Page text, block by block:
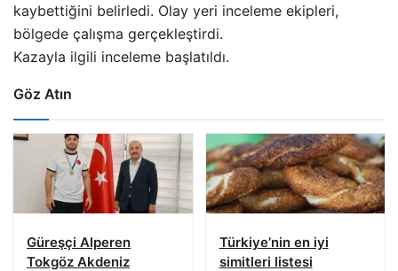
kaybettiğini belirledi. Olay yeri inceleme ekipleri,
bölgede çalışma gerçekleştirdi.
Kazayla ilgili inceleme başlatıldı.
Göz Atın
Güreşçi Alperen
Tokgöz Akdeniz
Türkiye’nin en iyi
simitleri listesi